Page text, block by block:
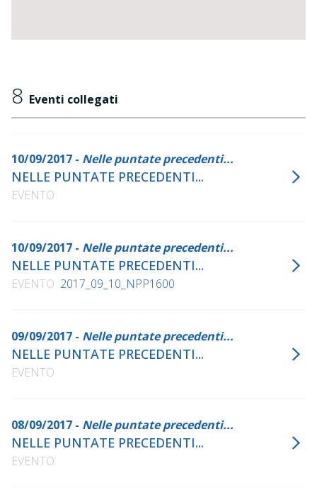
8 Eventi collegati
10/09/2017 - Nelle puntate precedenti...
NELLE PUNTATE PRECEDENTI...
EVENTO
10/09/2017 - Nelle puntate precedenti...
NELLE PUNTATE PRECEDENTI...
EVENTO 2017_09_10_NPP1600
09/09/2017 - Nelle puntate precedenti...
NELLE PUNTATE PRECEDENTI...
EVENTO
08/09/2017 - Nelle puntate precedenti...
NELLE PUNTATE PRECEDENTI...
EVENTO